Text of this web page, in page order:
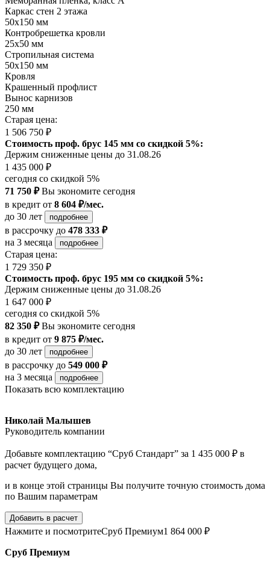
Каркас стен 2 этажа
50х150 мм
Контробрешетка кровли
25х50 мм
Стропильная система
50х150 мм
Кровля
Крашенный профлист
Вынос карнизов
250 мм
Старая цена:
1 506 750 ₽
Стоимость проф. брус 145 мм со скидкой 5%:
Держим сниженные цены до 31.08.26
1 435 000 ₽
сегодня со скидкой 5%
71 750 ₽Вы экономите сегодня
в кредит от 8 604 ₽/мес.
до 30 лет
подробнее
в рассрочку до 478 333 ₽
на 3 месяца
подробнее
Старая цена:
1 729 350 ₽
Стоимость проф. брус 195 мм со скидкой 5%:
Держим сниженные цены до 31.08.26
1 647 000 ₽
сегодня со скидкой 5%
82 350 ₽Вы экономите сегодня
в кредит от 9 875 ₽/мес.
до 30 лет
подробнее
в рассрочку до 549 000 ₽
на 3 месяца
подробнее
Показать всю комплектацию
Николай Малышев
Руководитель компании
Добавьте комплектацию “Сруб Стандарт” за 1 435 000 ₽ в
расчет будущего дома,
и в конце этой страницы Вы получите точную стоимость дома
по Вашим параметрам
Добавить в расчет
Нажмите и посмотритеСруб Премиум1 864 000 ₽
Сруб Премиум